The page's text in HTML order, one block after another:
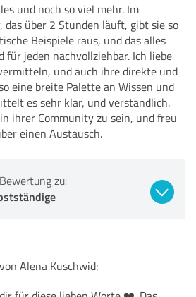
und noch so viel mehr. Im
das über 2 Stunden läuft, gibt sie so
Beispiele raus, und das alles
für jeden nachvollziehbar. Ich liebe
und auch ihre direkte und
eine breite Palette an Wissen und
es sehr klar, und verständlich.
ihrer Community zu sein, und freu
einen Austausch.
zu:
Alena Kuschwid: